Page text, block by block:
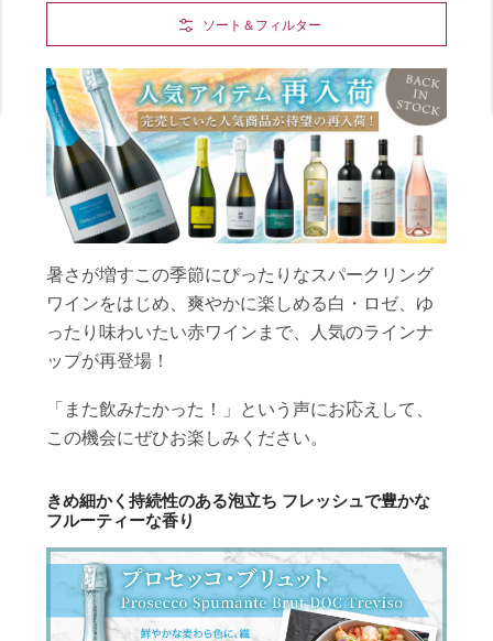
ソート＆フィルター
暑さが増すこの季節にぴったりなスパークリング
ワインをはじめ、爽やかに楽しめる白・ロゼ、ゆ
ったり味わいたい赤ワインまで、人気のラインナ
ップが再登場！
「また飲みたかった！」という声にお応えして、
この機会にぜひお楽しみください。
きめ細かく持続性のある泡立ち フレッシュで豊かな
フルーティーな香り